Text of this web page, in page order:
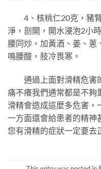
4、核桃仁20克，豬腎
淨，剖開，開水浸泡2小
腰同炒，加黃酒、姜、蔥
鳴腰酸，肢冷畏寒。
通過上面對滑精危害
痛不癢我們通常都是不夠
滑精會造成這麼多危害，
一方面還會給患者的精神
您有滑精的症狀一定要去